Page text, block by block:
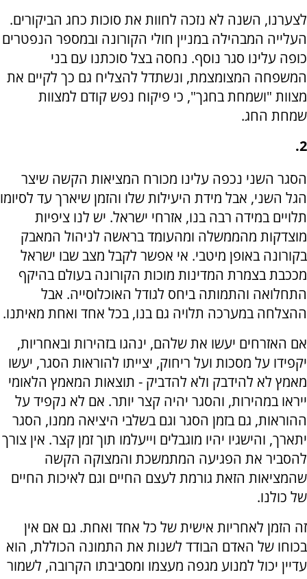
לצערנו, השנה לא נזכה לחוות את סוכות כחג הביקורים.
העלייה המבהילה במניין חולי הקורונה ובמספר הנפטרים
כופה עלינו סגר נוסף. נחסה בצל סוכתנו עם בני
המשפחה המצומצמת, ונשתדל להצליח גם כך לקיים את
מצוות "ושמחת בחגך", כי פיקוח נפש קודם למצוות
שמחת החג.
2.
הסגר השני נכפה עלינו מכורח המציאות הקשה שיצר
הגל השני, אבל מידת היעילות שלו והזמן שיארך עד לסיומו
תלויים במידה רבה בנו, אזרחי ישראל. יש לנו ציפיות
מוצדקות מהממשלה ומהעומד בראשה לניהול המאבק
בקורונה באופן מיטבי. אי אפשר לקבל מצב שבו ישראל
מככבת בצמרת המדינות מוכות הקורונה בעולם בהיקף
התחלואה והתמותה ביחס לגודל האוכלוסייה. אבל
ההצלחה במערכה תלויה גם בנו, בכל אחד ואחת מאיתנו.
אם האזרחים יעשו את שלהם, ינהגו בזהירות ובאחריות,
יקפידו על מסכות ועל ריחוק, יצייתו להוראות הסגר, יעשו
מאמץ לא להידבק ולא להדביק - תוצאות המאמץ הלאומי
ייראו במהירות, והסגר יהיה קצר יותר. אם לא נקפיד על
ההוראות, גם בזמן הסגר וגם בשלבי היציאה ממנו, הסגר
יתארך, והישגיו יהיו מוגבלים וייעלמו תוך זמן קצר. אין צורך
להסביר את הפגיעה המתמשכת והמצוקה הקשה
שהמציאות הזאת גורמת לעצם החיים וגם לאיכות החיים
של כולנו.
זה הזמן לאחריות אישית של כל אחד ואחת. גם אם אין
בכוחו של האדם הבודד לשנות את התמונה הכוללת, הוא
עדיין יכול למנוע מגפה מעצמו ומסביבתו הקרובה, לשמור